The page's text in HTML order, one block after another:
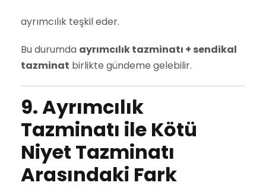
ayrımcılık teşkil eder.
Bu durumda ayrımcılık tazminatı + sendikal
tazminat birlikte gündeme gelebilir.
9. Ayrımcılık
Tazminatı ile Kötü
Niyet Tazminatı
Arasındaki Fark